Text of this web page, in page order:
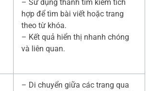
– Sử dụng thanh tìm kiếm tích
hợp để tìm bài viết hoặc trang
theo từ khóa.
– Kết quả hiển thị nhanh chóng
và liên quan.
– Di chuyển giữa các trang qua